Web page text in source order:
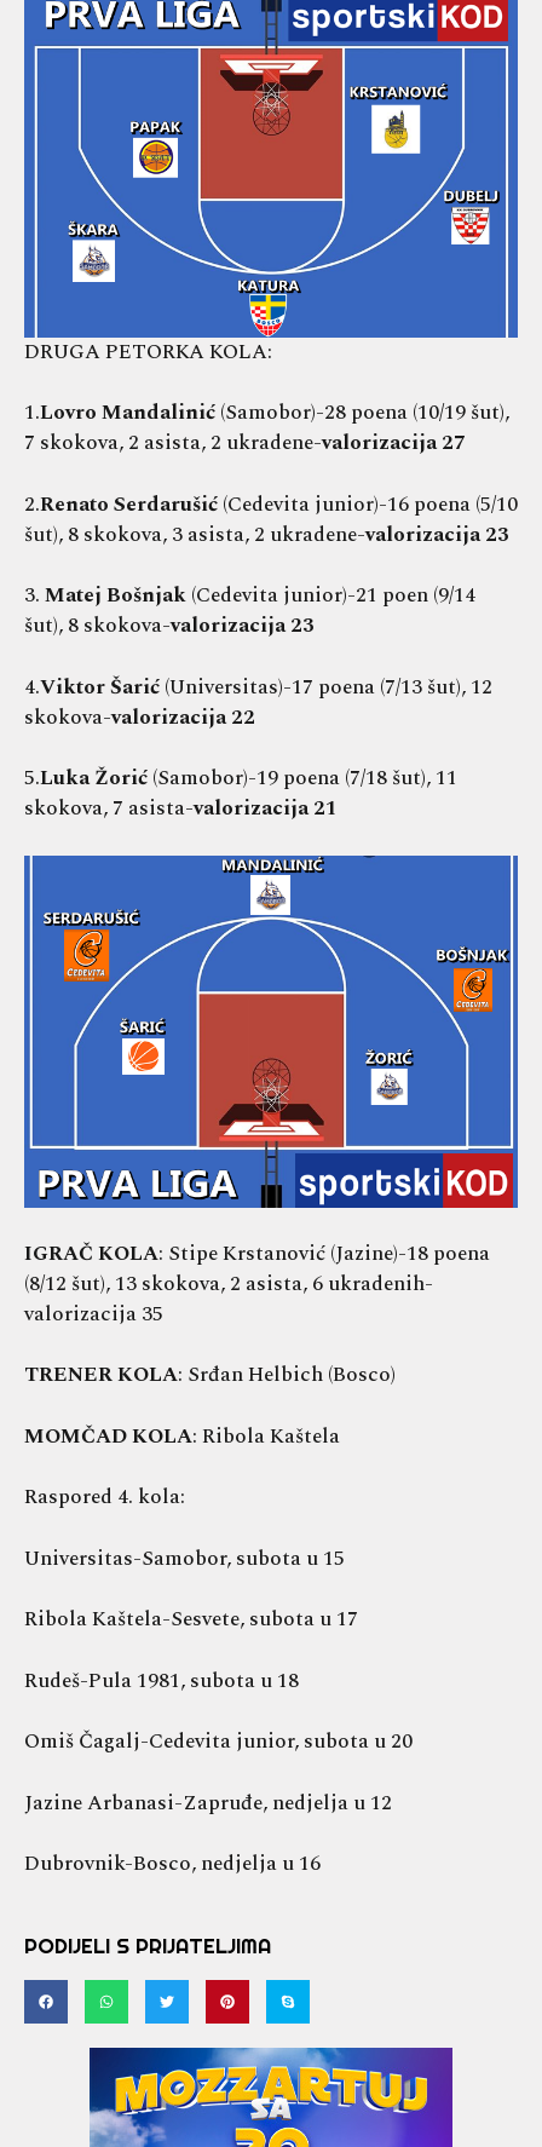
DRUGA PETORKA KOLA:
1.Lovro Mandalinić(Samobor)-28 poena (10/19 šut),
7 skokova, 2 asista, 2 ukradene-valorizacija 27
2.Renato Serdarušić(Cedevita junior)-16 poena (5/10
šut), 8 skokova, 3 asista, 2 ukradene-valorizacija 23
3.Matej Bošnjak(Cedevita junior)-21 poen (9/14
šut), 8 skokova-valorizacija 23
4.Viktor Šarić(Universitas)-17 poena (7/13 šut), 12
skokova-valorizacija 22
5.Luka Žorić(Samobor)-19 poena (7/18 šut), 11
skokova, 7 asista-valorizacija 21
IGRAČ KOLA: Stipe Krstanović (Jazine)-18 poena
(8/12 šut), 13 skokova, 2 asista, 6 ukradenih-
valorizacija 35
TRENER KOLA: Srđan Helbich (Bosco)
MOMČAD KOLA: Ribola Kaštela
Raspored 4. kola:
Universitas-Samobor, subota u 15
Ribola Kaštela-Sesvete, subota u 17
Rudeš-Pula 1981, subota u 18
Omiš Čagalj-Cedevita junior, subota u 20
Jazine Arbanasi-Zapruđe, nedjelja u 12
Dubrovnik-Bosco, nedjelja u 16
PODIJELI S PRIJATELJIMA